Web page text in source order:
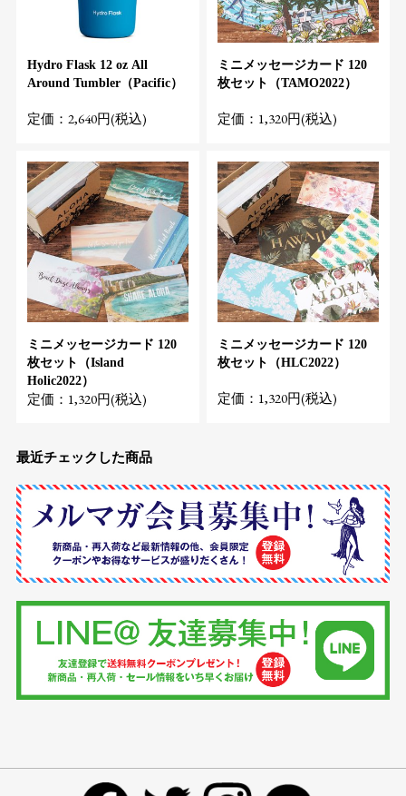
Hydro Flask 12 oz All
Around Tumbler（Pacific）
定価：2,640円(税込)
ミニメッセージカード 120
枚セット（TAMO2022）
定価：1,320円(税込)
ミニメッセージカード 120
枚セット（Island
Holic2022）
定価：1,320円(税込)
ミニメッセージカード 120
枚セット（HLC2022）
定価：1,320円(税込)
最近チェックした商品